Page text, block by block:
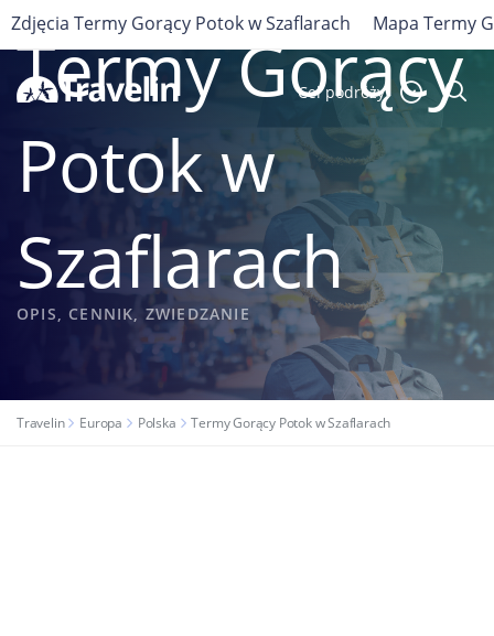
Cel podróży
POLSKA
Termy Gorący
Potok w
Szaflarach
OPIS, CENNIK, ZWIEDZANIE
Travelin Europa Polska Termy Gorący Potok w Szaflarach
Zdjęcia Termy Gorący Potok w Szaflarach Mapa Termy